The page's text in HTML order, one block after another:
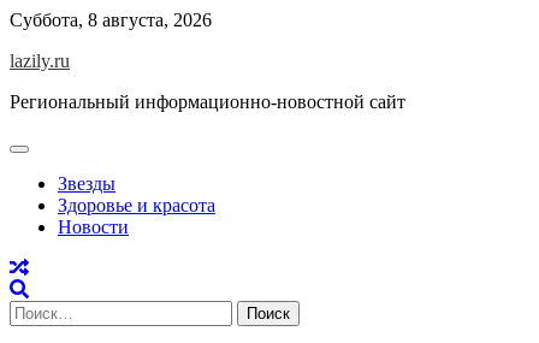
Skip
content
Суббота, 8 августа, 2026
lazily.ru
Региональный информационно-новостной сайт
Звезды
Здоровье и красота
Новости
Найти: